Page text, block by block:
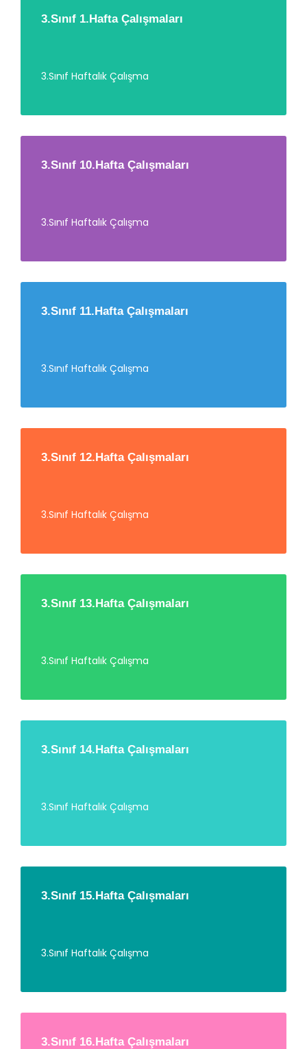
3.Sınıf 1.Hafta Çalışmaları
3.Sınıf Haftalık Çalışma
3.Sınıf 10.Hafta Çalışmaları
3.Sınıf Haftalık Çalışma
3.Sınıf 11.Hafta Çalışmaları
3.Sınıf Haftalık Çalışma
3.Sınıf 12.Hafta Çalışmaları
3.Sınıf Haftalık Çalışma
3.Sınıf 13.Hafta Çalışmaları
3.Sınıf Haftalık Çalışma
3.Sınıf 14.Hafta Çalışmaları
3.Sınıf Haftalık Çalışma
3.Sınıf 15.Hafta Çalışmaları
3.Sınıf Haftalık Çalışma
3.Sınıf 16.Hafta Çalışmaları